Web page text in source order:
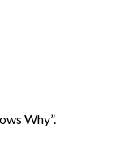
Why”.